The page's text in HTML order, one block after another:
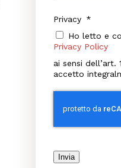
Privacy *
Ho letto e
Privacy Policy
ai sensi dell’art.
accetto
Invia